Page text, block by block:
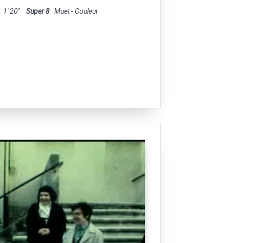
1' 20'' Super 8 Muet - Couleur